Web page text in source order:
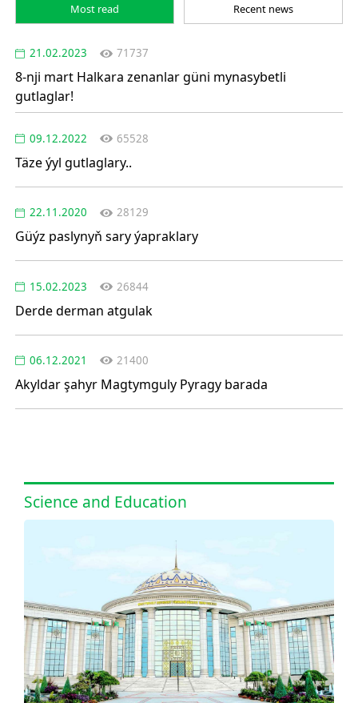
Most read Recent news
21.02.2023 71737
8-nji mart Halkara zenanlar güni mynasybetli
gutlaglar!
09.12.2022 65528
Täze ýyl gutlaglary..
22.11.2020 28129
Güýz paslynyň sary ýapraklary
15.02.2023 26844
Derde derman atgulak
06.12.2021 21400
Akyldar şahyr Magtymguly Pyragy barada
Science and Education